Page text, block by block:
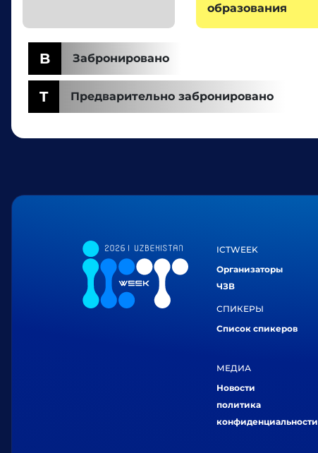
образования
B Забронировано
T Предварительно забронировано
ICTWEEK
Организаторы
ЧЗВ
СПИКЕРЫ
Список спикеров
МЕДИА
Новости
политика
конфиденциальности